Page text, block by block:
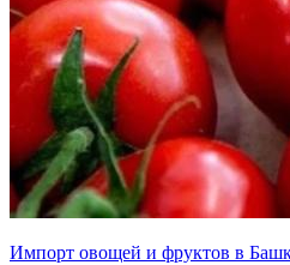
Импорт овощей и фруктов в